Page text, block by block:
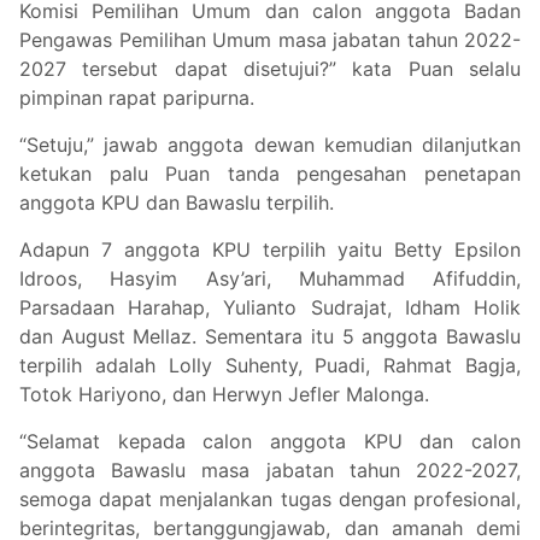
Komisi Pemilihan Umum dan calon anggota Badan
Pengawas Pemilihan Umum masa jabatan tahun 2022-
2027 tersebut dapat disetujui?” kata Puan selalu
pimpinan rapat paripurna.
“Setuju,” jawab anggota dewan kemudian dilanjutkan
ketukan palu Puan tanda pengesahan penetapan
anggota KPU dan Bawaslu terpilih.
Adapun 7 anggota KPU terpilih yaitu Betty Epsilon
Idroos, Hasyim Asy’ari, Muhammad Afifuddin,
Parsadaan Harahap, Yulianto Sudrajat, Idham Holik
dan August Mellaz. Sementara itu 5 anggota Bawaslu
terpilih adalah Lolly Suhenty, Puadi, Rahmat Bagja,
Totok Hariyono, dan Herwyn Jefler Malonga.
“Selamat kepada calon anggota KPU dan calon
anggota Bawaslu masa jabatan tahun 2022-2027,
semoga dapat menjalankan tugas dengan profesional,
berintegritas, bertanggungjawab, dan amanah demi